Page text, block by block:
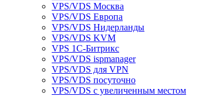
VPS/VDS Москва
VPS/VDS Европа
VPS/VDS Нидерланды
VPS/VDS KVM
VPS 1С-Битрикс
VPS/VDS ispmanager
VPS/VDS для VPN
VPS/VDS посуточно
VPS/VDS с увеличенным местом